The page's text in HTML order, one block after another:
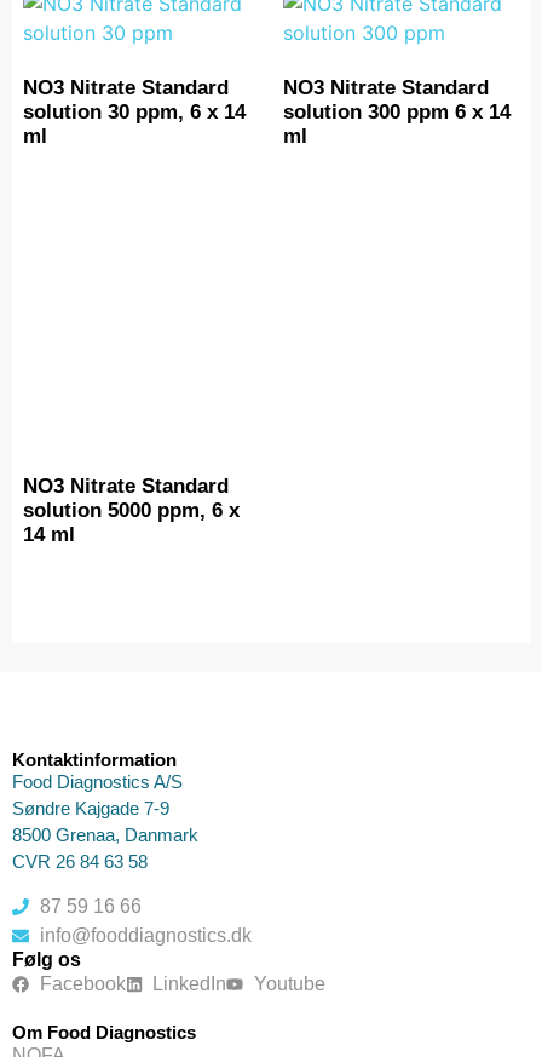
NO3 Nitrate Standard
solution 30 ppm, 6 x 14
ml
NO3 Nitrate Standard
solution 300 ppm 6 x 14
ml
NO3 Nitrate Standard
solution 5000 ppm, 6 x
14 ml
Kontaktinformation
Food Diagnostics A/S
Søndre Kajgade 7-9
8500 Grenaa, Danmark
CVR 26 84 63 58
87 59 16 66
info@fooddiagnostics.dk
Følg os
Facebook
LinkedIn Youtube
Om Food Diagnostics